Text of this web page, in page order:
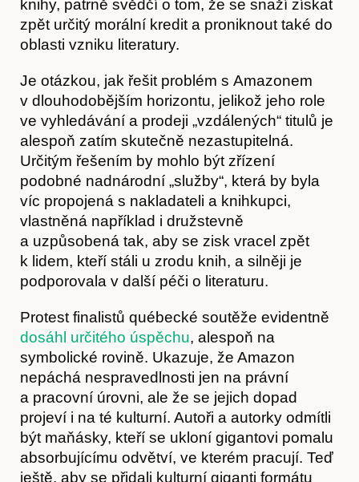
Obchod
Kontakt
knihy, patrně svědčí o tom, že se snaží získat
zpět určitý morální kredit a proniknout také do
oblasti vzniku literatury.
Je otázkou, jak řešit problém s Amazonem
v dlouhodobějším horizontu, jelikož jeho role
ve vyhledávání a prodeji „vzdálených“ titulů je
alespoň zatím skutečně nezastupitelná.
Určitým řešením by mohlo být zřízení
podobné nadnárodní „služby“, která by byla
víc propojená s nakladateli a knihkupci,
vlastněná například i družstevně
a uzpůsobená tak, aby se zisk vracel zpět
k lidem, kteří stáli u zrodu knih, a silněji je
podporovala v další péči o literaturu.
Protest finalistů québecké soutěže evidentně
dosáhl určitého úspěchu, alespoň na
symbolické rovině. Ukazuje, že Amazon
nepáchá nespravedlnosti jen na právní
a pracovní úrovni, ale že se jejich dopad
projeví i na té kulturní. Autoři a autorky odmítli
být maňásky, kteří se ukloní gigantovi pomalu
absorbujícímu odvětví, ve kterém pracují. Teď
ještě, aby se přidali kulturní giganti formátu